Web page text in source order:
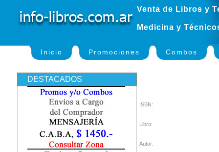
Venta de Libros y
Medicina y
Inicio Promociones Combos
DESTACADOS
ISBN:
Libro:
Autor: